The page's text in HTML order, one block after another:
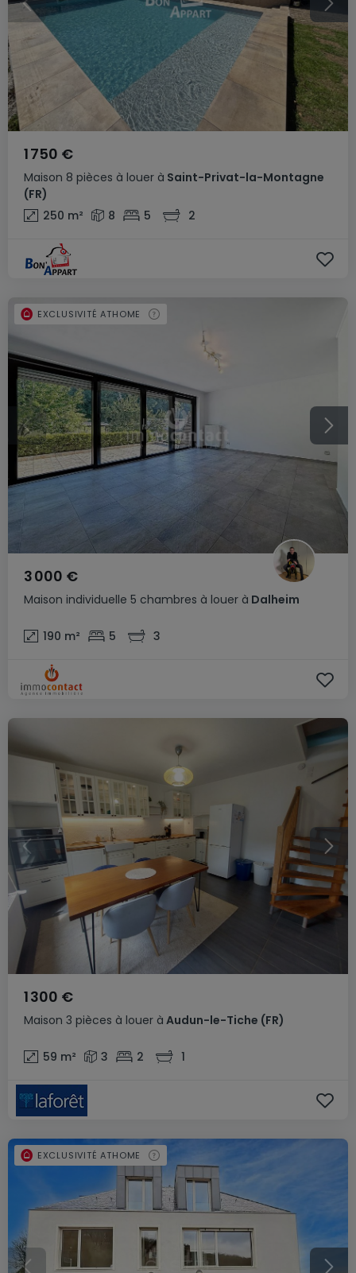
Maison 8 pièces à louer à Saint-Privat-la-Montagne
(FR)
1 750 €
250 m² 8 5 2
Maison individuelle 5 chambres à louer à Dalheim
3 000 €
190 m² 5 3
EXCLUSIVITÉ ATHOME
Maison 3 pièces à louer à Audun-le-Tiche (FR)
1 300 €
59 m² 3 2 1
EXCLUSIVITÉ ATHOME